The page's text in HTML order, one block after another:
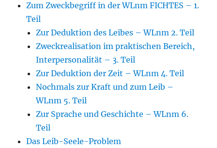
Zum Zweckbegriff in der WLnm FICHTES – 1.
Teil
Zur Deduktion des Leibes – WLnm 2. Teil
Zweckrealisation im praktischen Bereich,
Interpersonalität – 3. Teil
Zur Deduktion der Zeit – WLnm 4. Teil
Nochmals zur Kraft und zum Leib –
WLnm 5. Teil
Zur Sprache und Geschichte – WLnm 6.
Teil
Das Leib-Seele-Problem